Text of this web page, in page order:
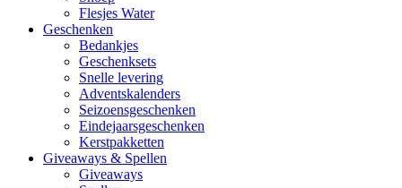
Flesjes Water
Geschenken
Bedankjes
Geschenksets
Snelle levering
Adventskalenders
Seizoensgeschenken
Eindejaarsgeschenken
Kerstpakketten
Giveaways & Spellen
Giveaways